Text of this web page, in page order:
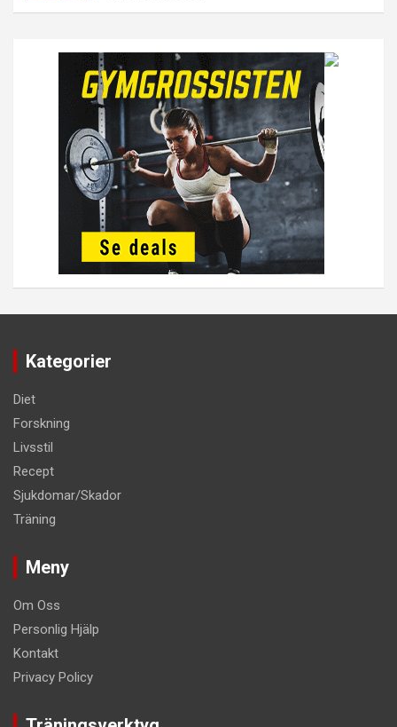
Kategorier
Diet
Forskning
Livsstil
Recept
Sjukdomar/Skador
Träning
Meny
Om Oss
Personlig Hjälp
Kontakt
Privacy Policy